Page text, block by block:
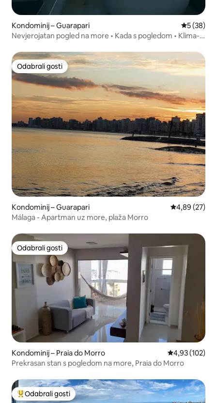
Kondominij – Guarapari Prosječna
5 (38)
Nevjerojatan pogled na more • Kada s pogledom • Klima-
Odabrali gosti
Odabrali gosti
Kondominij – Guarapari Prosječna
4,89 (27)
Málaga - Apartman uz more, plaža Morro
Odabrali gosti
Odabrali gosti
Kondominij – Praia do Morro Prosječna
4,93 (102)
Prekrasan stan s pogledom na more, Praia do Morro
Među najviše rangiranima s oznakom „Odabrali gosti”
Odabrali gosti